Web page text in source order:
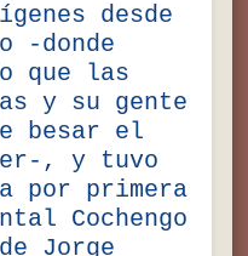
desde
-donde
que las
y su gente
besar el
, y tuvo
por primera
Cochengo
Jorge